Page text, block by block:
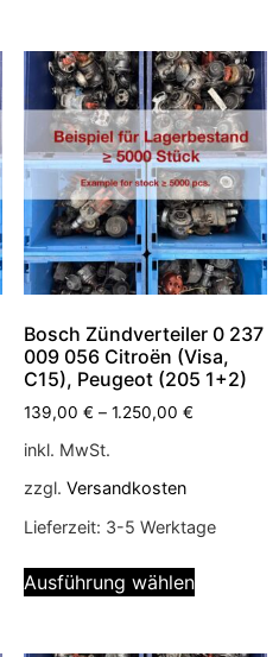
Bosch Zündverteiler 0 237
009 056 Citroën (Visa,
C15), Peugeot (205 1+2)
139,00 € – 1.250,00 €
inkl. MwSt.
zzgl. Versandkosten
Lieferzeit: 3-5 Werktage
Ausführung wählen